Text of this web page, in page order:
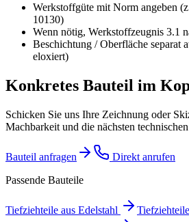
Werkstoffgüte mit Norm angeben
10130)
Wenn nötig, Werkstoffzeugnis 3.1
Beschichtung / Oberfläche separat
eloxiert)
Konkretes Bauteil im
Schicken Sie uns Ihre Zeichnung oder
Machbarkeit und die nächsten
Bauteil anfragen
Direkt anrufen
Passende Bauteile
Tiefziehteile aus Edelstahl